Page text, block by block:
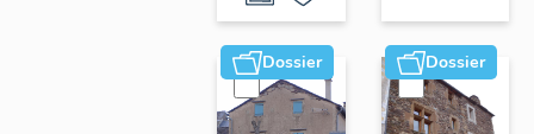
Dossier Dossier